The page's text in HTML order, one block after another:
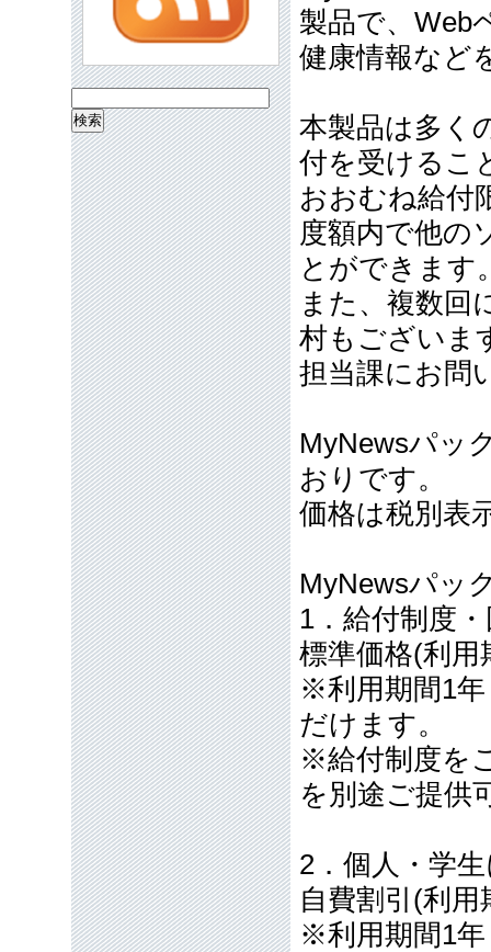
製品で、Web
健康情報など
本製品は多く
付を受けるこ
おおむね給付
度額内で他の
とができます
また、複数回
村もございま
担当課にお問
MyNewsパッ
おりです。
価格は税別表
MyNewsパッ
1．給付制度
標準価格(利用
※利用期間1年
だけます。
※給付制度を
を別途ご提供
2．個人・学
自費割引(利用
※利用期間1年
索: